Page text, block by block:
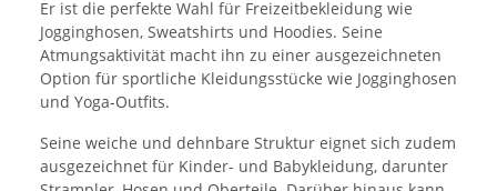
Er ist die perfekte Wahl für Freizeitbekleidung wie
Jogginghosen, Sweatshirts und Hoodies. Seine
Atmungsaktivität macht ihn zu einer ausgezeichneten
Option für sportliche Kleidungsstücke wie Jogginghosen
und Yoga-Outfits.
Seine weiche und dehnbare Struktur eignet sich zudem
ausgezeichnet für Kinder- und Babykleidung, darunter